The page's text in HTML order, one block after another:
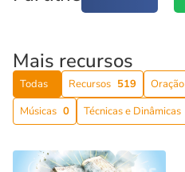
Mais recursos
Todas Recursos 519 Oração
Músicas 0 Técnicas e Dinâmicas